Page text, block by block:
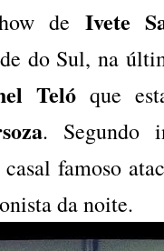
de Ivete
do Sul, na
Teló que
. Segundo
famoso
da noite.